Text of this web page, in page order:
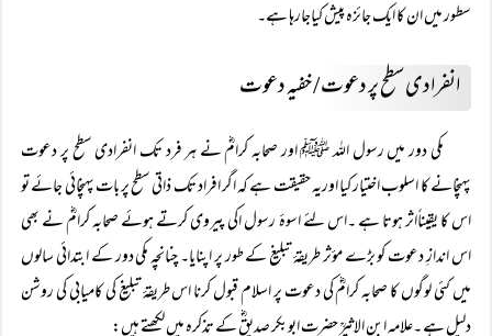
سطور میں ان کا ایک جائزہ پیش کیاجارہا ہے۔
انفرادی سطح پر دعوت / خفیہ دعوت
مکی دور میں رسول اللہ ﷺ اور صحابہ کرامؓ نے ہر فرد تک انفرادی سطح پر دعوت
پہنچانے کا اسلوب اختیار کیا اوریہ حقیقت ہے کہ اگر افراد تک ذاتی سطح پر بات پہنچائی جائے تو
اس کا یقیناًاثر ہوتا ہے ۔اس لئے اسوۂ رسول اکی پیروی کرتے ہوئے صحابہ کرامؓ نے بھی
اس اندازِ دعوت کو بڑے مؤثر طریقۂ تبلیغ کے طور پر اپنایا۔ چنانچہ مکی دور کے ابتدائی سالوں
میں کئی لوگوں کا صحابہ کرامؓ کی دعوت پر اسلام قبول کرنا اس طریقۂ تبلیغ کی کامیابی کی روشن
دلیل ہے ۔علامہ ابن الاثیرؒ حضرت ابوبکر صدیقؓ کے تذکرہ میں لکھتے ہیں: